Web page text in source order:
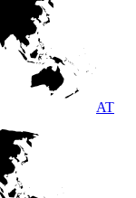
AT